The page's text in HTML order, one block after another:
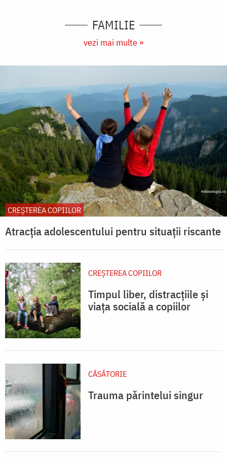
FAMILIE
vezi mai multe »
CREŞTEREA COPIILOR
Atracția adolescentului pentru situații riscante
CREŞTEREA COPIILOR
Timpul liber, distracțiile și
viața socială a copiilor
CĂSĂTORIE
Trauma părintelui singur